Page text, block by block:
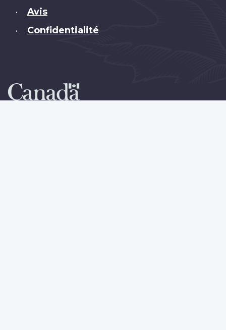
• Avis
• Confidentialité